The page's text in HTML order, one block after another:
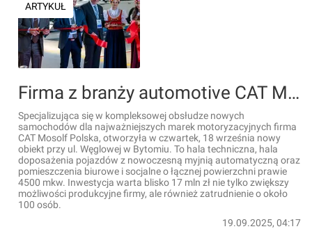
ARTYKUŁ
Firma z branży automotive CAT Mosolf Polska z nową inwestycją w Bytomiu
Specjalizująca się w kompleksowej obsłudze nowych
samochodów dla najważniejszych marek motoryzacyjnych firma
CAT Mosolf Polska, otworzyła w czwartek, 18 września nowy
obiekt przy ul. Węglowej w Bytomiu. To hala techniczna, hala
doposażenia pojazdów z nowoczesną myjnią automatyczną oraz
pomieszczenia biurowe i socjalne o łącznej powierzchni prawie
4500 mkw. Inwestycja warta blisko 17 mln zł nie tylko zwiększy
możliwości produkcyjne firmy, ale również zatrudnienie o około
100 osób.
19.09.2025, 04:17